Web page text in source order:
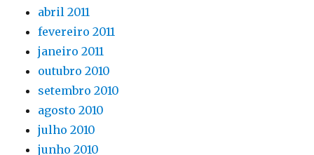
abril 2011
fevereiro 2011
janeiro 2011
outubro 2010
setembro 2010
agosto 2010
julho 2010
junho 2010